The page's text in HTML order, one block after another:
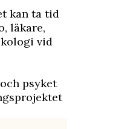
kan ta tid
läkare,
vid
psyket